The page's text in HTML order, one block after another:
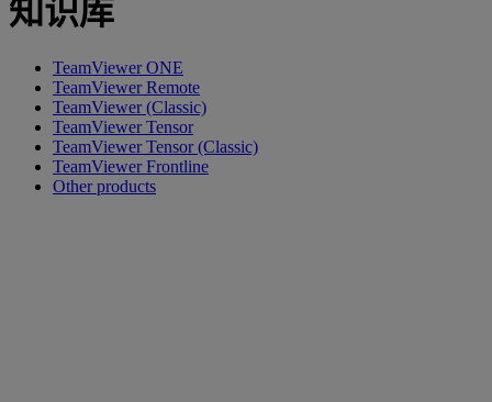
知识库
TeamViewer ONE
TeamViewer Remote
TeamViewer (Classic)
TeamViewer Tensor
TeamViewer Tensor (Classic)
TeamViewer Frontline
Other products